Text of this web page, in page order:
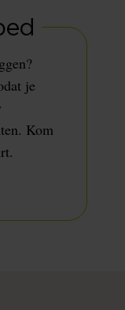
je
Kom